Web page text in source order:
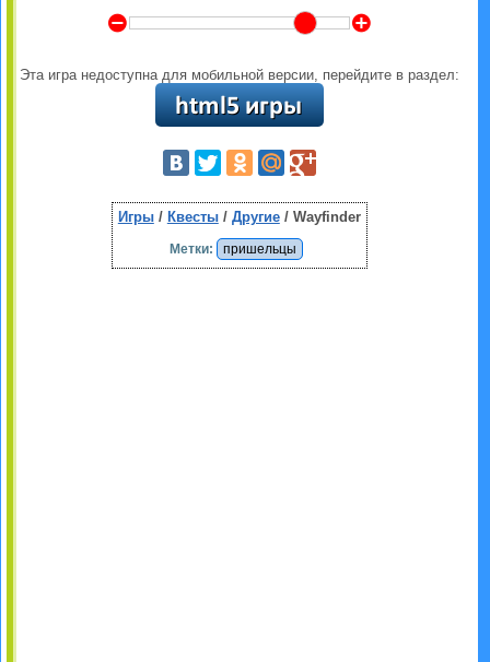
Y Z
Эта игра недоступна для мобильной версии, перейдите в раздел:
Игры/ Квесты/ Другие/ Wayfinder
Метки: пришельцы